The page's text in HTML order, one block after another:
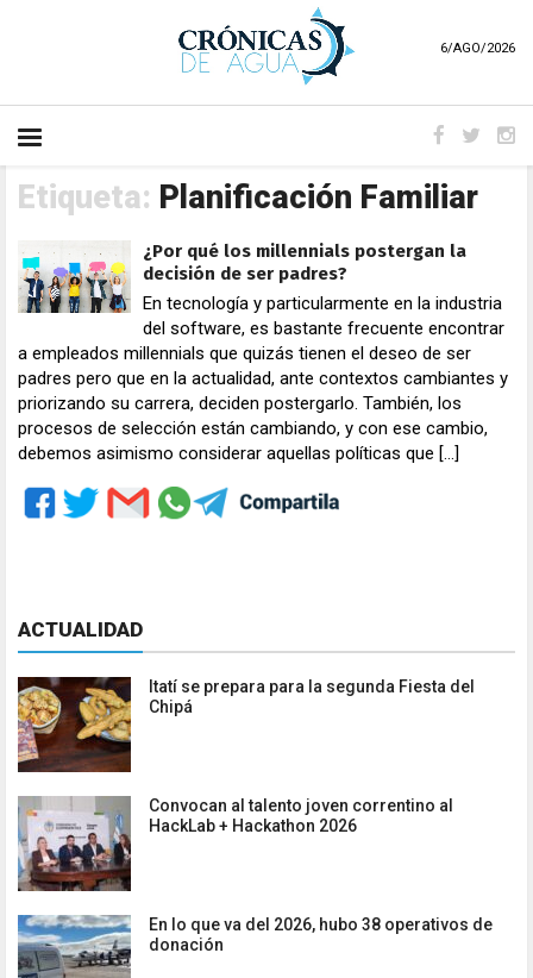
6/AGO/2026
Etiqueta: Planificación Familiar
¿Por qué los millennials postergan la
decisión de ser padres?
En tecnología y particularmente en la industria
del software, es bastante frecuente encontrar
a empleados millennials que quizás tienen el deseo de ser
padres pero que en la actualidad, ante contextos cambiantes y
priorizando su carrera, deciden postergarlo. También, los
procesos de selección están cambiando, y con ese cambio,
debemos asimismo considerar aquellas políticas que […]
ACTUALIDAD
Itatí se prepara para la segunda Fiesta del
Chipá
Convocan al talento joven correntino al
HackLab + Hackathon 2026
En lo que va del 2026, hubo 38 operativos de
donación